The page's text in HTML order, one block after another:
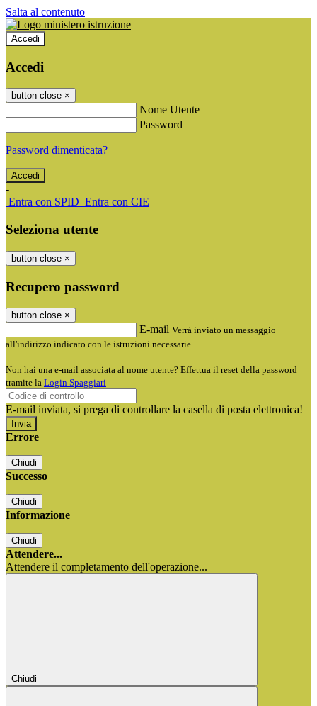
Salta al contenuto
Accedi
Accedi
button close ×
Nome Utente
Password
Password dimenticata?
-
Entra con SPID Entra con CIE
Seleziona utente
button close ×
Recupero password
button close ×
E-mail Verrà inviato un messaggio
all'indirizzo indicato con le istruzioni necessarie.
Non hai una e-mail associata al nome utente? Effettua il reset della password
tramite la Login Spaggiari
E-mail inviata, si prega di controllare la casella di posta elettronica!
Errore
Chiudi
Successo
Chiudi
Informazione
Chiudi
Attendere...
Attendere il completamento dell'operazione...
Chiudi